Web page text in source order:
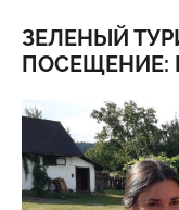
ЗЕЛЕНЫЙ
ПОСЕЩЕНИЕ: